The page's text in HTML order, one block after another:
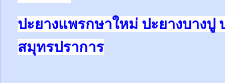
ปะยางแพรกษาใหม่ ปะยางบางปู
สมุทรปราการ